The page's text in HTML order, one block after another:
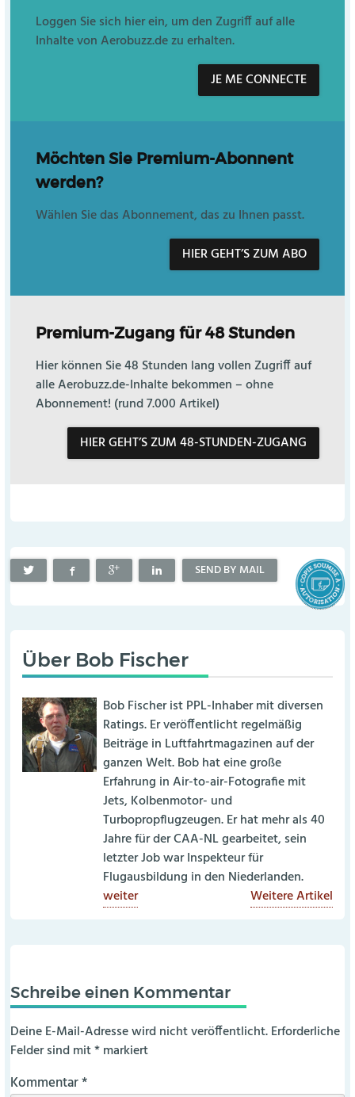
Loggen Sie sich hier ein, um den Zugriff auf alle
Inhalte von Aerobuzz.de zu erhalten.
JE ME CONNECTE
Möchten Sie Premium-Abonnent
werden?
Wählen Sie das Abonnement, das zu Ihnen passt.
HIER GEHT’S ZUM ABO
Premium-Zugang für 48 Stunden
Hier können Sie 48 Stunden lang vollen Zugriff auf
alle Aerobuzz.de-Inhalte bekommen – ohne
Abonnement! (rund 7.000 Artikel)
HIER GEHT’S ZUM 48-STUNDEN-ZUGANG
SEND BY MAIL
Über Bob Fischer
Bob Fischer ist PPL-Inhaber mit diversen
Ratings. Er veröffentlicht regelmäßig
Beiträge in Luftfahrtmagazinen auf der
ganzen Welt. Bob hat eine große
Erfahrung in Air-to-air-Fotografie mit
Jets, Kolbenmotor- und
Turbopropflugzeugen. Er hat mehr als 40
Jahre für der CAA-NL gearbeitet, sein
letzter Job war Inspekteur für
Flugausbildung in den Niederlanden.
weiter
Weitere Artikel
Schreibe einen Kommentar
Deine E-Mail-Adresse wird nicht veröffentlicht. Erforderliche
Felder sind mit*markiert
Kommentar*